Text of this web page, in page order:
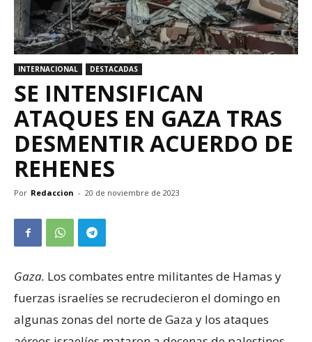
INTERNACIONAL DESTACADAS
SE INTENSIFICAN
ATAQUES EN GAZA TRAS
DESMENTIR ACUERDO DE
REHENES
Por Redaccion - 20 de noviembre de 2023
Gaza. Los combates entre militantes de Hamas y
fuerzas israelíes se recrudecieron el domingo en
algunas zonas del norte de Gaza y los ataques